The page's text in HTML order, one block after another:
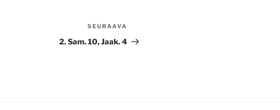
artikkeli
SEURAAVA
2. Sam. 10, Jaak. 4